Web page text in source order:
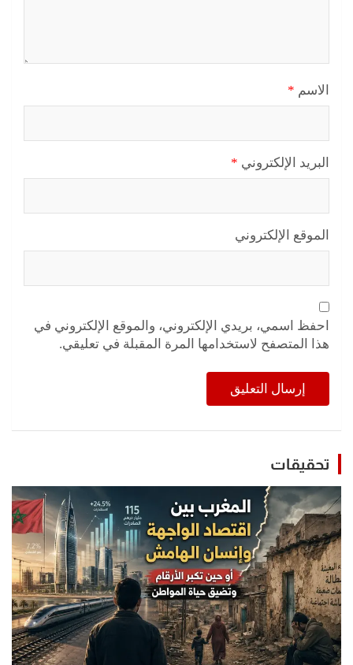
الاسم *
البريد الإلكتروني *
الموقع الإلكتروني
احفظ اسمي، بريدي الإلكتروني، والموقع الإلكتروني في
هذا المتصفح لاستخدامها المرة المقبلة في تعليقي.
تحقيقات